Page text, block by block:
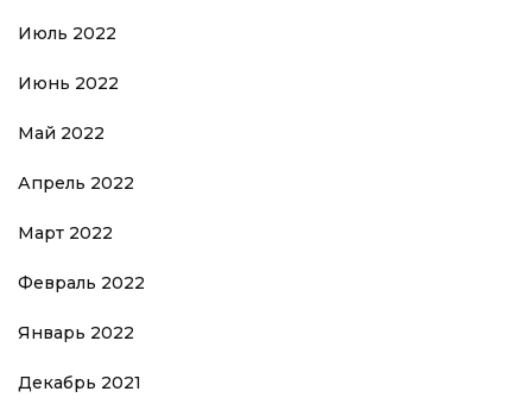
Июль 2022
Июнь 2022
Май 2022
Апрель 2022
Март 2022
Февраль 2022
Январь 2022
Декабрь 2021